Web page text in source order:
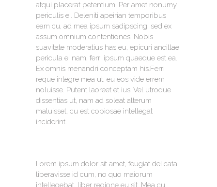
atqui placerat petentium. Per amet nonumy
periculis ei. Deleniti apeirian temporibus
eam cu, ad mea ipsum sadipscing, sed ex
assum omnium contentiones. Nobis
suavitate moderatius has eu, epicuri ancillae
pericula ei nam, ferri ipsum quaeque est ea.
Ex omnis menandri conceptam his.Ferri
reque integre mea ut, eu eos vide errem
noluisse. Putent laoreet et ius. Vel utroque
dissentias ut, nam ad soleat alterum
maluisset, cu est copiosae intellegat
inciderint.
Lorem ipsum dolor sit amet, feugiat delicata
liberavisse id cum, no quo maiorum
intellegebat, liber regione eu sit. Mea cu